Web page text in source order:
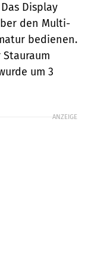
Display
den Multi-
bedienen.
um 3
ANZEIGE